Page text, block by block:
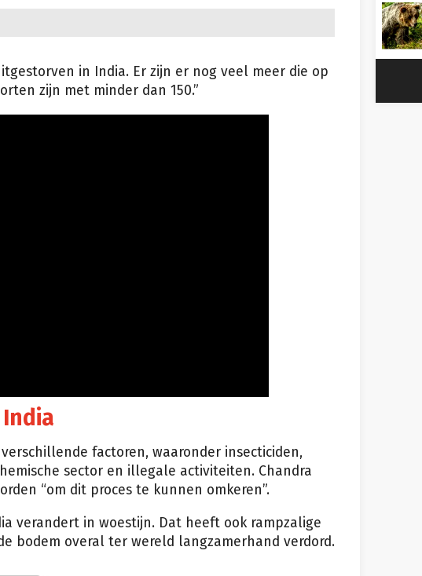
in India. Er zijn er nog veel meer die op
zijn met minder dan 150.”
factoren, waaronder insecticiden,
sector en illegale activiteiten. Chandra
“om dit proces te kunnen omkeren”.
verandert in woestijn. Dat heeft ook rampzalige
bodem overal ter wereld langzamerhand verdord.